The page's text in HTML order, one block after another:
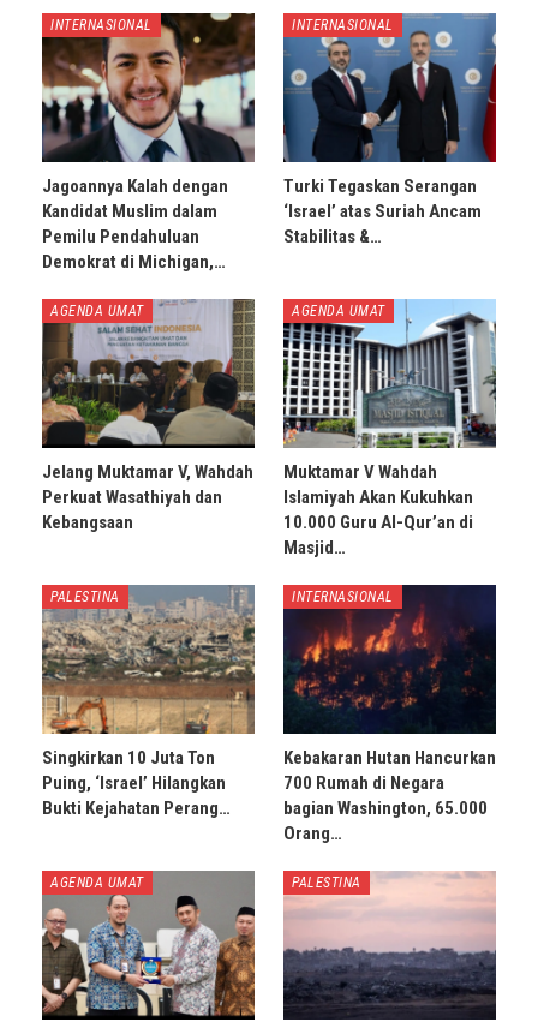
INTERNASIONAL
Jagoannya Kalah dengan
Kandidat Muslim dalam
Pemilu Pendahuluan
Demokrat di Michigan,…
INTERNASIONAL
Turki Tegaskan Serangan
‘Israel’ atas Suriah Ancam
Stabilitas &…
AGENDA UMAT
Jelang Muktamar V, Wahdah
Perkuat Wasathiyah dan
Kebangsaan
AGENDA UMAT
Muktamar V Wahdah
Islamiyah Akan Kukuhkan
10.000 Guru Al-Qur’an di
Masjid…
PALESTINA
Singkirkan 10 Juta Ton
Puing, ‘Israel’ Hilangkan
Bukti Kejahatan Perang…
INTERNASIONAL
Kebakaran Hutan Hancurkan
700 Rumah di Negara
bagian Washington, 65.000
Orang…
AGENDA UMAT PALESTINA